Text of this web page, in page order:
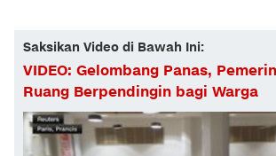
Saksikan Video di Bawah Ini:
VIDEO: Gelombang Panas,
Ruang Berpendingin bagi Warga